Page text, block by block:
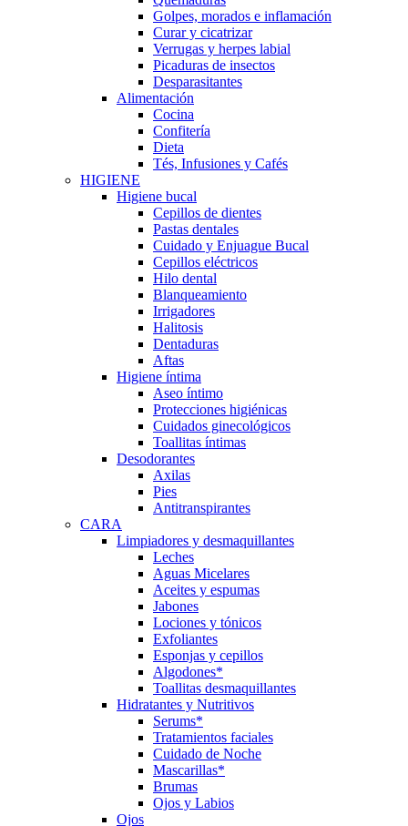
Golpes, morados e inflamación
Curar y cicatrizar
Verrugas y herpes labial
Picaduras de insectos
Desparasitantes
Alimentación
Cocina
Confitería
Dieta
Tés, Infusiones y Cafés
HIGIENE
Higiene bucal
Cepillos de dientes
Pastas dentales
Cuidado y Enjuague Bucal
Cepillos eléctricos
Hilo dental
Blanqueamiento
Irrigadores
Halitosis
Dentaduras
Aftas
Higiene íntima
Aseo íntimo
Protecciones higiénicas
Cuidados ginecológicos
Toallitas íntimas
Desodorantes
Axilas
Pies
Antitranspirantes
CARA
Limpiadores y desmaquillantes
Leches
Aguas Micelares
Aceites y espumas
Jabones
Lociones y tónicos
Exfoliantes
Esponjas y cepillos
Algodones*
Toallitas desmaquillantes
Hidratantes y Nutritivos
Serums*
Tratamientos faciales
Cuidado de Noche
Mascarillas*
Brumas
Ojos y Labios
Ojos